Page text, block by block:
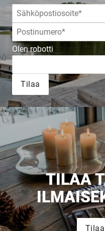
Olen robotti
Tilaa
TILAA